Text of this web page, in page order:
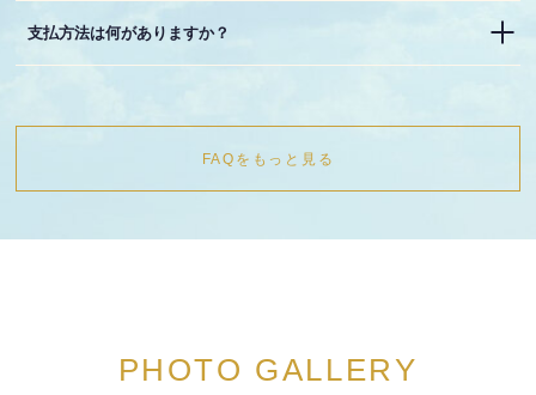
支払方法は何がありますか？
FAQをもっと見る
PHOTO GALLERY